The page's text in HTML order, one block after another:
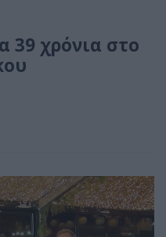
39 χρόνια στο